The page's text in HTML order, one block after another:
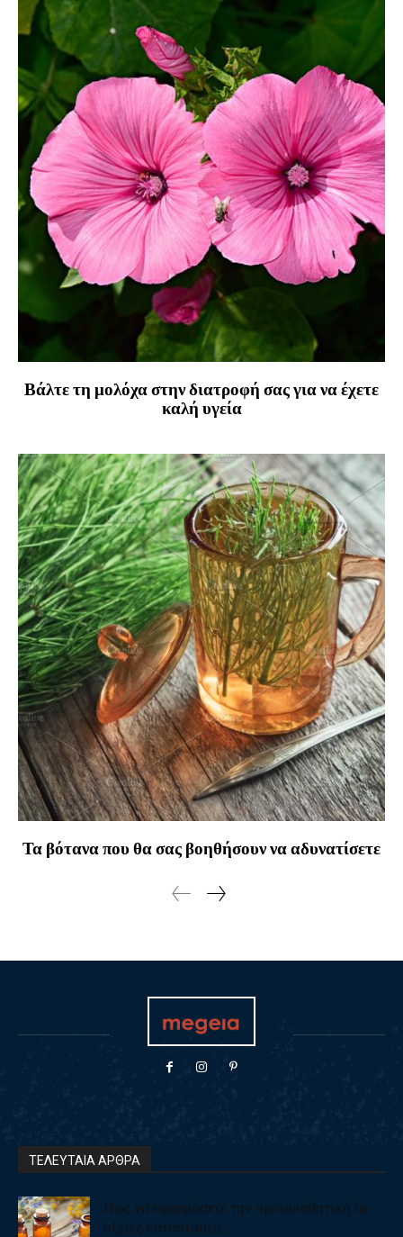
Βάλτε τη μολόχα στην διατροφή σας για να έχετε
καλή υγεία
Τα βότανα που θα σας βοηθήσουν να αδυνατίσετε
ΤΕΛΕΥΤΑΙΑ ΑΡΘΡΑ
Πως να εφαρμόσετε την ομοιοπαθητική σε
οξείες καταστάσεις